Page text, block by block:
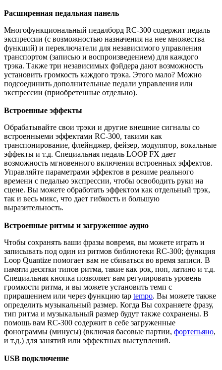
Расширенная педальная панель
Многофункциональный педалборд RC-300 содержит педаль
экспрессии (с возможностью назначения на нее множества
функций) и переключатели для независимого управления
транспортом (записью и воспроизведением) для каждого
трэка. Также три независимых фэйдера дают возможность
установить громкость каждого трэка. Этого мало? Можно
подсоединить дополнительные педали управления или
экспрессии (приобретенные отдельно).
Встроенные эффекты
Обрабатывайте свои трэки и другие внешние сигналы со
встроенныеми эффектами RC-300, такими как
транспонирование, флейнджер, фейзер, модулятор, вокальные
эффекты и т.д. Специальная педаль LOOP FX дает
возможность мгновенного включения встроенных эффектов.
Управляйте параметрами эффектов в режиме реального
времени с педалью экспрессии, чтобы освободить руки на
сцене. Вы можете обработать эффектом как отдельный трэк,
так и весь микс, что дает гибкость и большую
выразительность.
Встроенные ритмы и загруженное аудио
Чтобы сохранять ваши фразы вовремя, вы можете играть и
записывать под один из ритмов библиотеки RC-300; функция
Loop Quantize помогает вам не сбиваться во время записи. В
памяти десятки типов ритма, такие как рок, поп, латино и т.д.
Специальная кнопка позволяет вам регулировать уровень
громкости ритма, и вы можете установить темп с
приращением или через функцию tap tempo. Вы можете также
определить музыкальный размер. Когда Вы сохраняете фразу,
тип ритма и музыкальный размер будут также сохранены. В
помощь вам RC-300 содержит в себе загруженные
фонограммы (минусы) (включая басовые партии, фортепьяно,
и т.д.) для занятий или эффектных выступлений.
USB подключение